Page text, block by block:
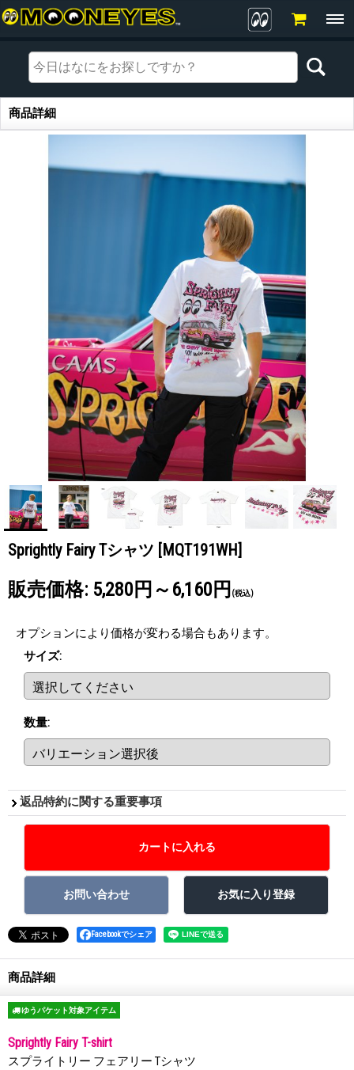
商品詳細
商品詳細
Sprightly Fairy Tシャツ [MQT191WH]
販売価格: 5,280円～6,160円 (税込)
オプションにより価格が変わる場合もあります。
サイズ:
数量:
返品特約に関する重要事項
Facebookでシェア
商品詳細
ゆうパケット対象アイテム
Sprightly Fairy T-shirt
スプライトリー フェアリー Tシャツ